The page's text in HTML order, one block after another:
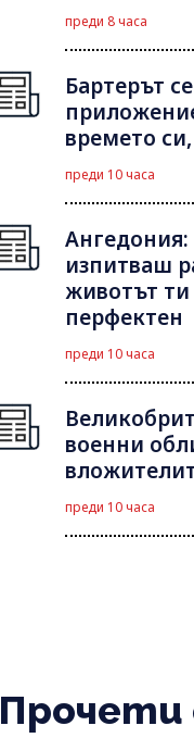
преди 8 часа
Бартерът
времето
преди 10 часа
Ангедония:
изпитваш
животът
перфектен
преди 10 часа
военни
преди 10 часа